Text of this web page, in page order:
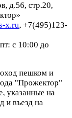
д.56, стр.20,
x.ru, +7(495)123-
с 10:00 до
пешком и
"Прожектор"
указанные на
и въезд на